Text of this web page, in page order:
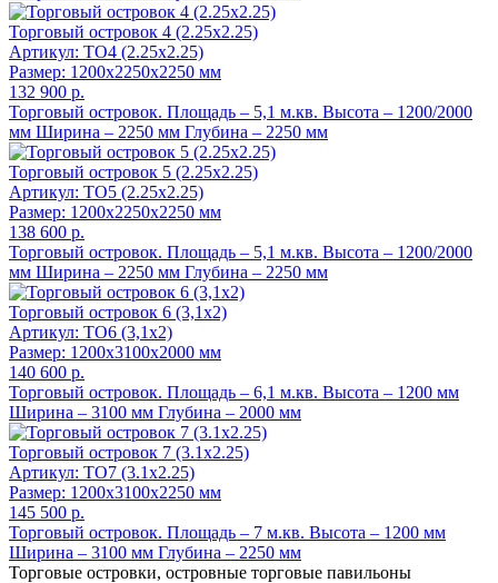
Торговый островок 4 (2.25х2.25)
Артикул: TO4 (2.25х2.25)
Размер: 1200x2250x2250 мм
132 900 р.
Торговый островок. Площадь – 5,1 м.кв. Высота – 1200/2000
мм Ширина – 2250 мм Глубина – 2250 мм
Торговый островок 5 (2.25х2.25)
Артикул: ТО5 (2.25х2.25)
Размер: 1200x2250x2250 мм
138 600 р.
Торговый островок. Площадь – 5,1 м.кв. Высота – 1200/2000
мм Ширина – 2250 мм Глубина – 2250 мм
Торговый островок 6 (3,1х2)
Артикул: TO6 (3,1х2)
Размер: 1200x3100x2000 мм
140 600 р.
Торговый островок. Площадь – 6,1 м.кв. Высота – 1200 мм
Ширина – 3100 мм Глубина – 2000 мм
Торговый островок 7 (3.1х2.25)
Артикул: TO7 (3.1х2.25)
Размер: 1200x3100x2250 мм
145 500 р.
Торговый островок. Площадь – 7 м.кв. Высота – 1200 мм
Ширина – 3100 мм Глубина – 2250 мм
Торговые островки, островные торговые павильоны